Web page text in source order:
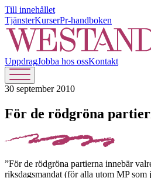
Till innehållet
TjänsterKurserPr-handboken
UppdragJobba hos ossKontakt
30 september 2010
För de rödgröna
”För de rödgröna partierna innebär
riksdagsmandat (för alla utom MP